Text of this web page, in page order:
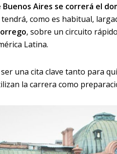
Aires se correrá el
como es habitual,
, sobre un circuito
Latina.
una cita clave tanto para
la carrera como